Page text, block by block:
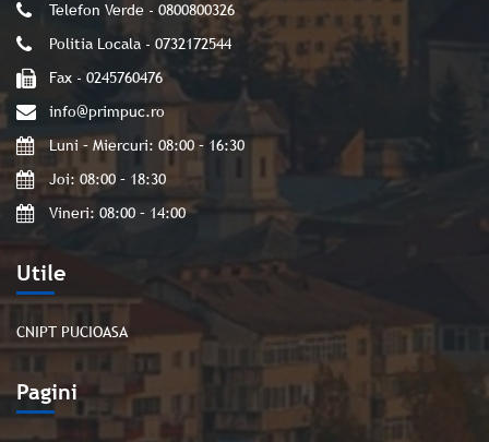
Utile
CNIPT PUCIOASA
Pagini
Telefon Verde - 0800800326
Politia Locala - 0732172544
Fax - 0245760476
info@primpuc.ro
Luni – Miercuri: 08:00 – 16:30
Joi: 08:00 – 18:30
Vineri: 08:00 – 14:00